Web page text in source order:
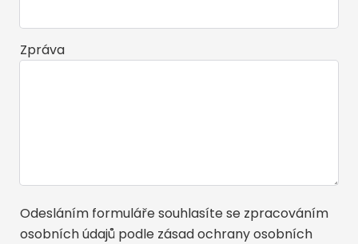
Zpráva
Odesláním formuláře souhlasíte se zpracováním
osobních údajů podle zásad ochrany osobních